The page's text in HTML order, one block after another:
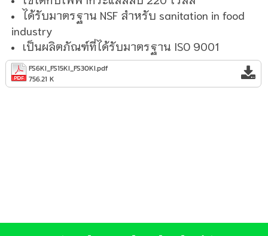
ได้รับมาตรฐาน NSF สำหรับ sanitation in food
industry
เป็นผลิตภัณฑ์ที่ได้รับมาตรฐาน ISO 9001
FS6KI_FS15KI_FS30KI.pdf
756.21 K